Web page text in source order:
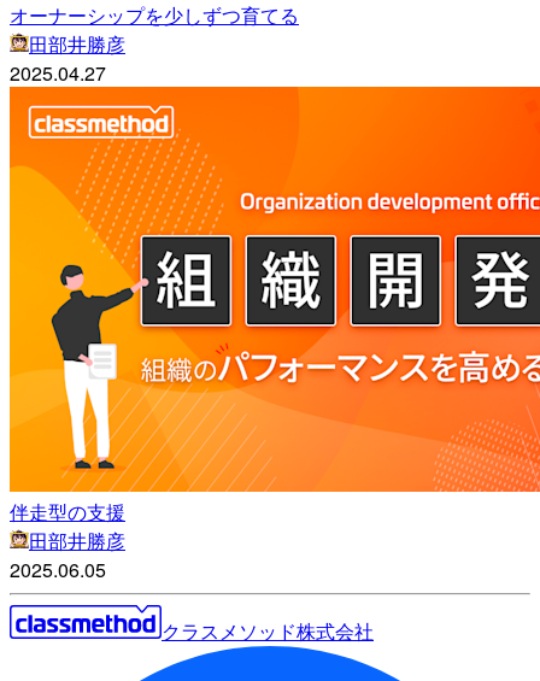
オーナーシップを少しずつ育てる
田部井勝彦
2025.04.27
伴走型の支援
田部井勝彦
2025.06.05
クラスメソッド株式会社